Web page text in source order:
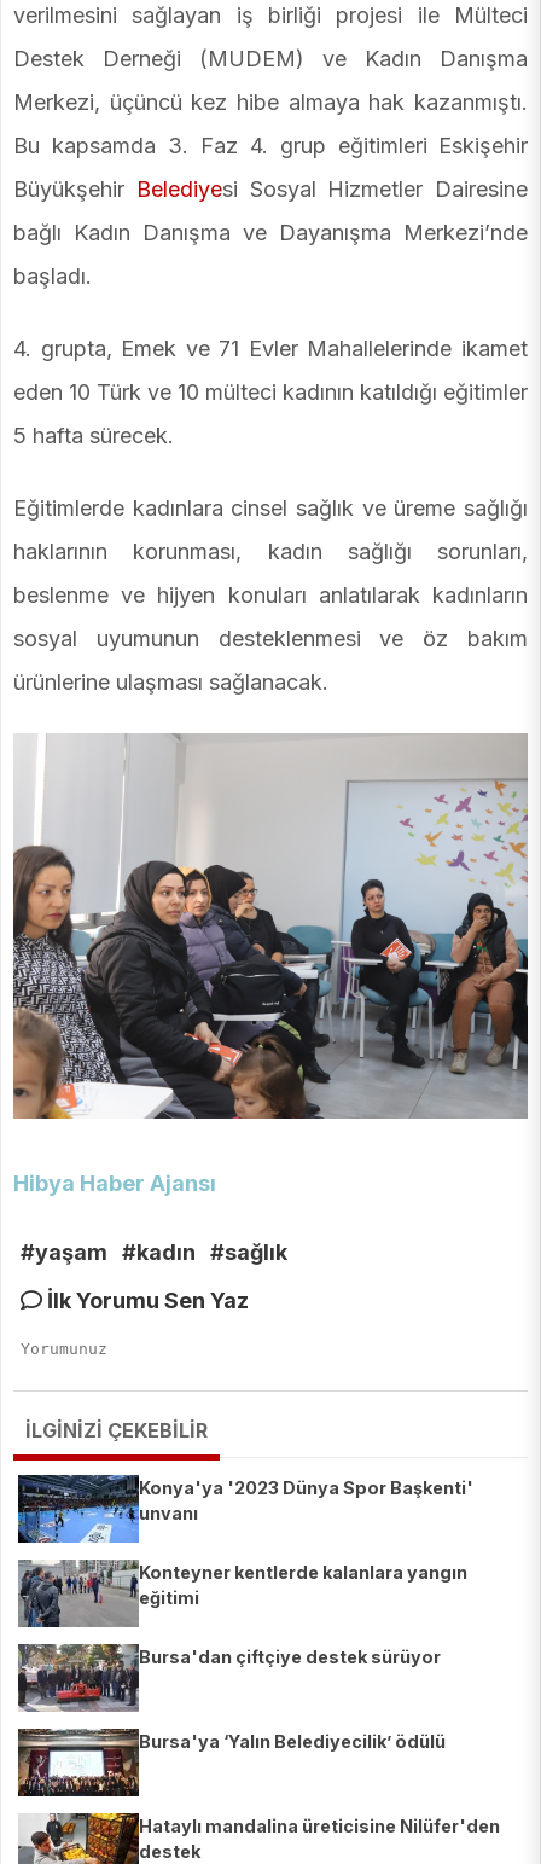
verilmesini sağlayan iş birliği projesi ile Mülteci
Destek Derneği (MUDEM) ve Kadın Danışma
Merkezi, üçüncü kez hibe almaya hak kazanmıştı.
Bu kapsamda 3. Faz 4. grup eğitimleri Eskişehir
Büyükşehir Belediyesi Sosyal Hizmetler Dairesine
bağlı Kadın Danışma ve Dayanışma Merkezi’nde
başladı.
4. grupta, Emek ve 71 Evler Mahallelerinde ikamet
eden 10 Türk ve 10 mülteci kadının katıldığı eğitimler
5 hafta sürecek.
Eğitimlerde kadınlara cinsel sağlık ve üreme sağlığı
haklarının korunması, kadın sağlığı sorunları,
beslenme ve hijyen konuları anlatılarak kadınların
sosyal uyumunun desteklenmesi ve öz bakım
ürünlerine ulaşması sağlanacak.
Hibya Haber Ajansı
#yaşam #kadın
#sağlık
İlk Yorumu Sen Yaz
İLGİNİZİ ÇEKEBİLİR
Konya'ya '2023 Dünya Spor Başkenti'
unvanı
Konteyner kentlerde kalanlara yangın
eğitimi
Bursa'dan çiftçiye destek sürüyor
Bursa'ya ‘Yalın Belediyecilik’ ödülü
Hataylı mandalina üreticisine Nilüfer'den
destek